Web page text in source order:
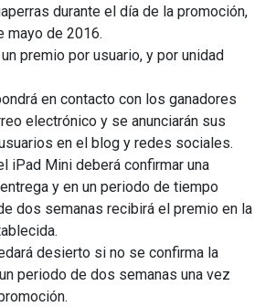
durante el día de la promoción,
mayo de 2016.
premio por usuario, y por unidad
en contacto con los ganadores
electrónico y se anunciarán sus
en el blog y redes sociales.
iPad Mini deberá confirmar una
y en un periodo de tiempo
dos semanas recibirá el premio en la
desierto si no se confirma la
periodo de dos semanas una vez